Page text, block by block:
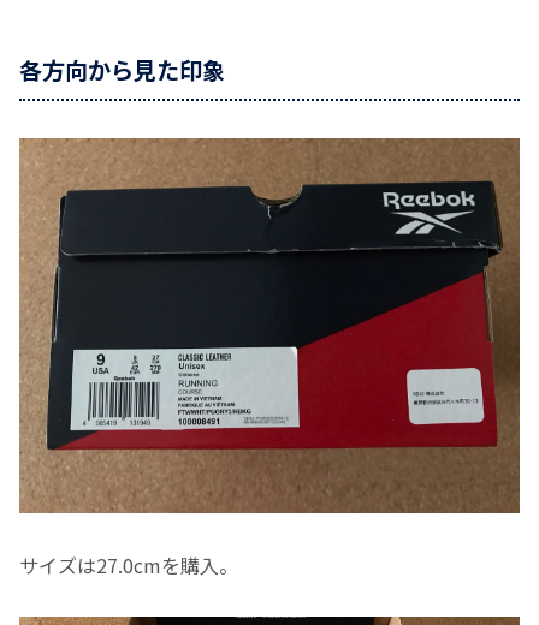
各方向から見た印象
サイズは27.0cmを購入。